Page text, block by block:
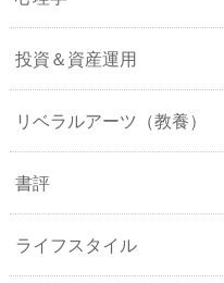
投資＆資産運用
リベラルアーツ（教養）
書評
ライフスタイル